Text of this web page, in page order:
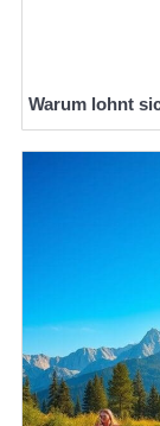
Warum lohnt